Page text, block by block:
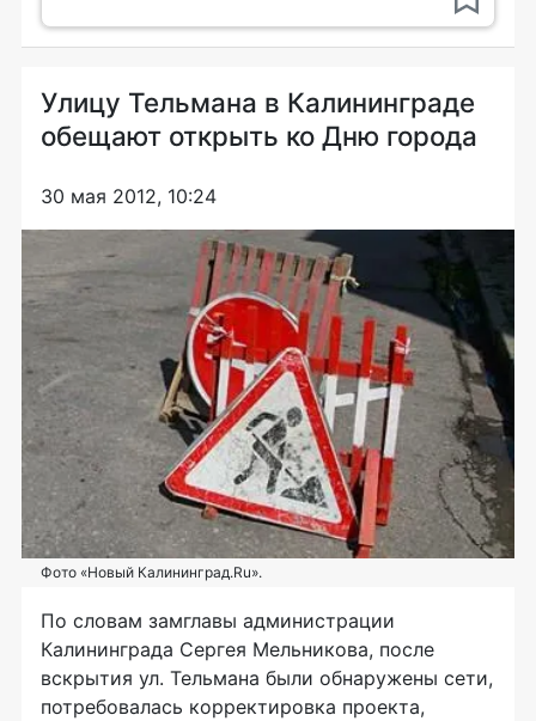
Улицу Тельмана в Калининграде
обещают открыть ко Дню города
30 мая 2012, 10:24
Фото «Новый Калининград.Ru».
По словам замглавы администрации
Калининграда Сергея Мельникова, после
вскрытия ул. Тельмана были обнаружены сети,
потребовалась корректировка проекта,